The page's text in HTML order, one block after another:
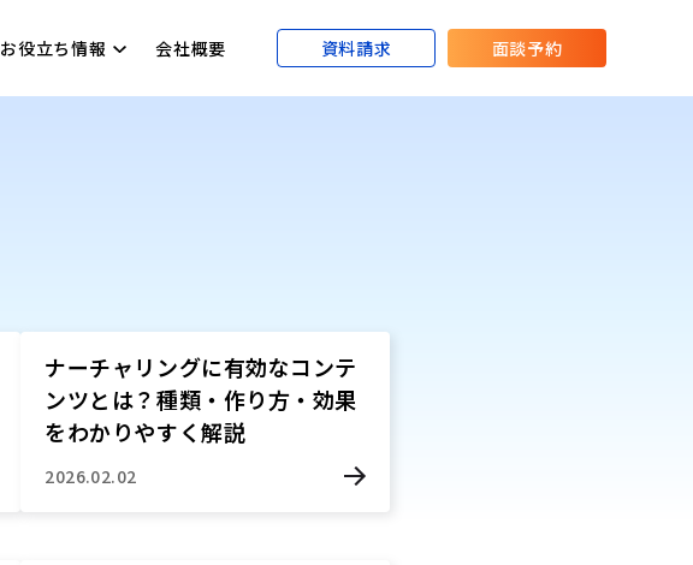
お役立ち情報 会社概要 資料請求 面談予約
ナーチャリングに有効なコンテ
ンツとは？種類・作り方・効果
をわかりやすく解説
2026.02.02